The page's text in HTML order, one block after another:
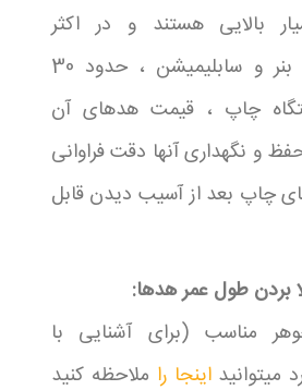
بالایی هستند و در اکثر
دستگاههای چاپ بنر و سابلیمیشن ، حدود 30
چاپ ، قیمت هدهای آن
و نگهداری آنها دقت فراوانی
چاپ بعد از آسیب دیدن قابل
بردن طول عمر هدها:
مناسب (برای آشنایی با
میتوانیداینجا را ملاحظه کنید